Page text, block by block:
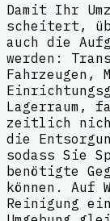
Damit Ihr
scheitert,
auch die
werden:
Fahrzeugen,
Lagerraum,
zeitlich
die
sodass Sie
benötigte
können. Auf
Reinigung